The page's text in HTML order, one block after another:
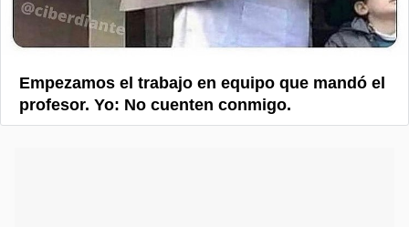
Empezamos el trabajo en equipo que mandó el
profesor. Yo: No cuenten conmigo.